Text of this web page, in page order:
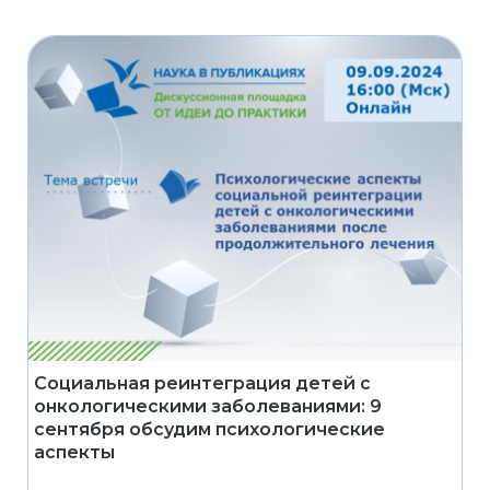
Социальная реинтеграция детей с
онкологическими заболеваниями: 9
сентября обсудим психологические
аспекты